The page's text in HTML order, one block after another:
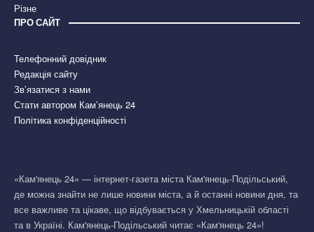
Різне
ПРО САЙТ
Телефонний довідник
Редакція сайту
Зв’язатися з нами
Стати автором Кам’янець 24
Політика конфіденційності
«Кам'янець 24» — інтернет-газета міста Кам'янець-Подільський,
де можна знайти не лише новини міста, а й останні новини дня, та
все важливе та цікаве, що відбувається у Хмельницькій області
та в Україні. Кам'янець-Подільський читає «Кам'янець 24»!